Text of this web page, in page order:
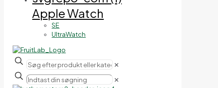
Apple Watch
SE
UltraWatch
✕
✕